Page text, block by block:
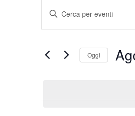
Eventi
Ricerca
viste
Inserisci
Parola
Cerca
Parola
Oggi